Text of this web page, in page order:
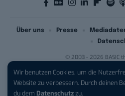
Wir benutzen Cookies, um die
Website zu verbessern. Durch deinen
du dem Datenschutzzu.
© 2003 - 2026 BASIC
Über uns Presse
iPhone 17 Pro sichern:
200 € Hardware-Bonus!